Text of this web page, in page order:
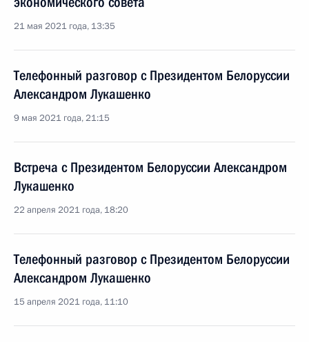
21 мая 2021 года, 13:35
Телефонный разговор с Президентом Белоруссии
Александром Лукашенко
9 мая 2021 года, 21:15
Встреча с Президентом Белоруссии Александром
Лукашенко
22 апреля 2021 года, 18:20
Телефонный разговор с Президентом Белоруссии
Александром Лукашенко
15 апреля 2021 года, 11:10